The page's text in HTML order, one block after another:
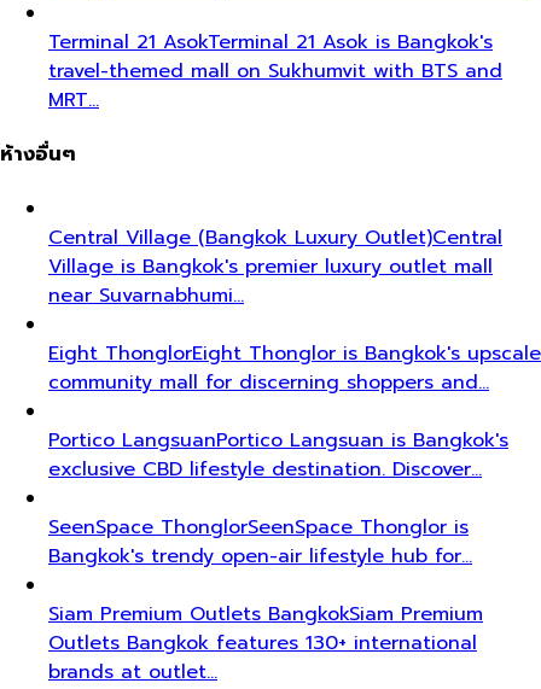
Terminal 21 AsokTerminal 21 Asok is Bangkok's
travel-themed mall on Sukhumvit with BTS and
MRT…
ห้างอื่นๆ
Central Village (Bangkok Luxury Outlet)Central
Village is Bangkok's premier luxury outlet mall
near Suvarnabhumi…
Eight ThonglorEight Thonglor is Bangkok's upscale
community mall for discerning shoppers and…
Portico LangsuanPortico Langsuan is Bangkok's
exclusive CBD lifestyle destination. Discover…
SeenSpace ThonglorSeenSpace Thonglor is
Bangkok's trendy open-air lifestyle hub for…
Siam Premium Outlets BangkokSiam Premium
Outlets Bangkok features 130+ international
brands at outlet…